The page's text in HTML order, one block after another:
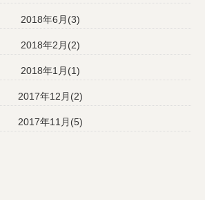
2018年6月(3)
2018年2月(2)
2018年1月(1)
2017年12月(2)
2017年11月(5)